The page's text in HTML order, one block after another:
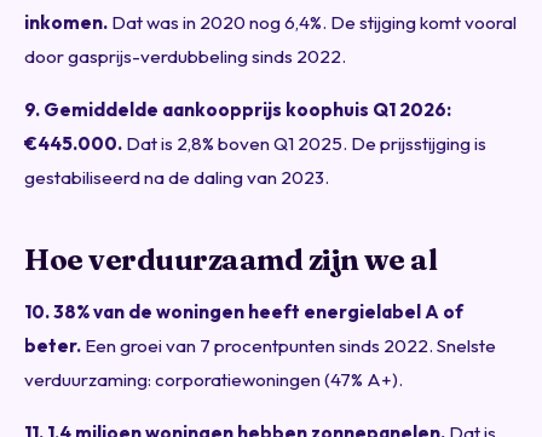
inkomen. Dat was in 2020 nog 6,4%. De stijging komt vooral
door gasprijs-verdubbeling sinds 2022.
9. Gemiddelde aankoopprijs koophuis Q1 2026:
€445.000. Dat is 2,8% boven Q1 2025. De prijsstijging is
gestabiliseerd na de daling van 2023.
Hoe verduurzaamd zijn we al
10. 38% van de woningen heeft energielabel A of
beter. Een groei van 7 procentpunten sinds 2022. Snelste
verduurzaming: corporatiewoningen (47% A+).